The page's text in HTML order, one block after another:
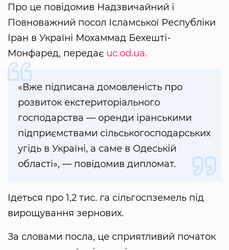
Про це повідомив Надзвичайний і
Повноважний посол Ісламської Республіки
Іран в Україні Мохаммад Бехешті-
Монфаред, передає uc.od.ua.
«Вже підписана домовленість про
розвиток екстериторіального
господарства — оренди іранськими
підприємствами сільськогосподарських
угідь в Україні, а саме в Одеській
області», — повідомив дипломат.
Ідеться про 1,2 тис. га сільгоспземель під
вирощування зернових.
За словами посла, це сприятливий початок